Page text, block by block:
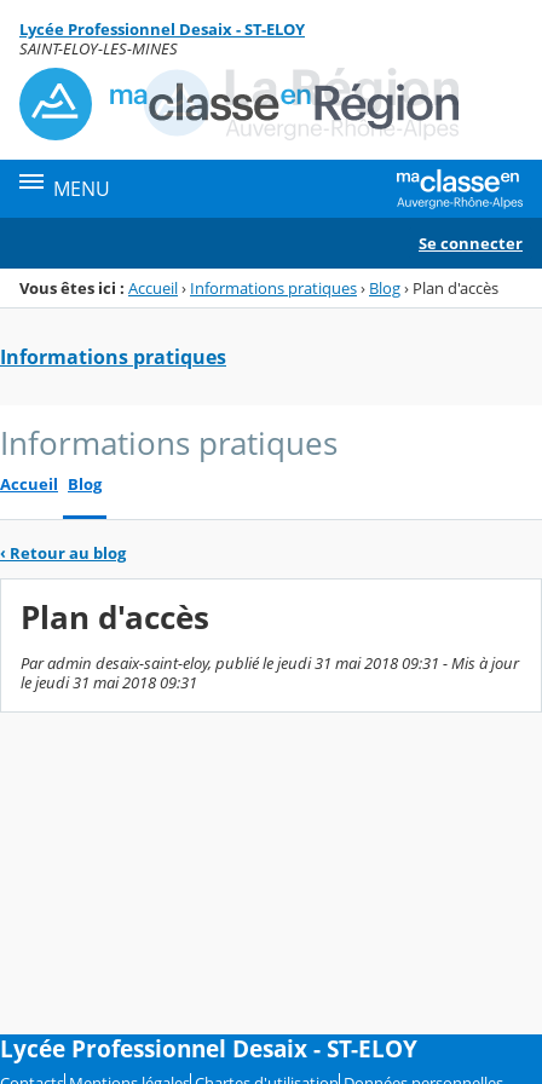
Menu de la rubrique
Contenu
Lycée Professionnel Desaix - ST-ELOY
SAINT-ELOY-LES-MINES
MENU
Se connecter
Vous êtes ici : Accueil› Informations pratiques› Blog› Plan d'accès
Informations pratiques
Informations pratiques
Accueil Blog
‹ Retour au blog
Plan d'accès
Par admin desaix-saint-eloy, publié le jeudi 31 mai 2018 09:31 - Mis à jour
le jeudi 31 mai 2018 09:31
Lycée Professionnel Desaix - ST-ELOY